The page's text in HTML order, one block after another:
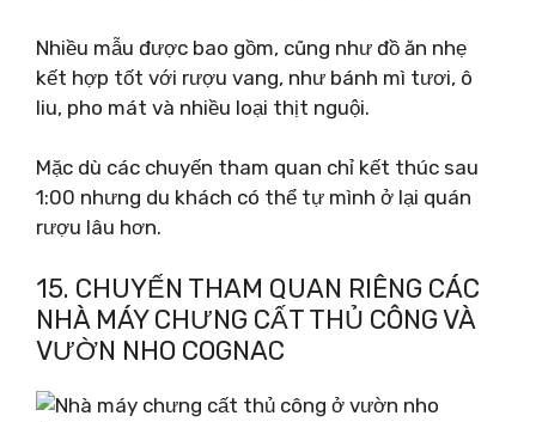
Nhiều mẫu được bao gồm, cũng như đồ ăn nhẹ
kết hợp tốt với rượu vang, như bánh mì tươi, ô
liu, pho mát và nhiều loại thịt nguội.
Mặc dù các chuyến tham quan chỉ kết thúc sau
1:00 nhưng du khách có thể tự mình ở lại quán
rượu lâu hơn.
15. CHUYẾN THAM QUAN RIÊNG CÁC
NHÀ MÁY CHƯNG CẤT THỦ CÔNG VÀ
VƯỜN NHO COGNAC